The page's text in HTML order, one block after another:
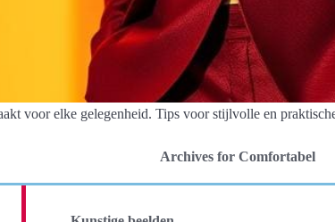
voor elke gelegenheid. Tips voor stijlvolle en
Archives for Comfortabel